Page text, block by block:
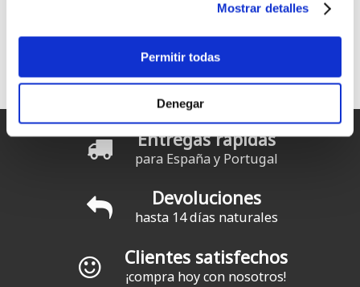
Mostrar detalles
Permitir todas
Denegar
Páginas
1 2 3 4 5 6
7
siguiente ›
última »
Entregas rápidas
para España y Portugal
Devoluciones
hasta 14 días naturales
Clientes satisfechos
¡compra hoy con nosotros!